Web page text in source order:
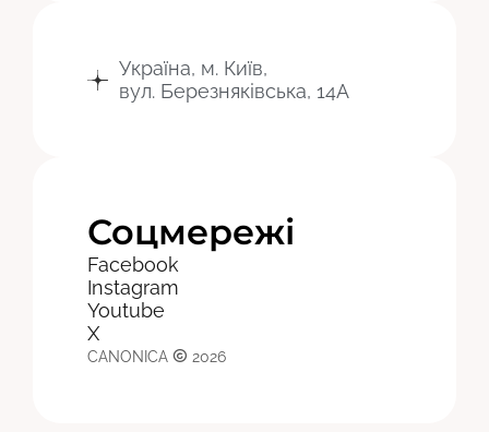
Україна, м. Київ,
вул. Березняківська, 14А
Соцмережі
Facebook
Instagram
Youtube
X
CANONICA 2026